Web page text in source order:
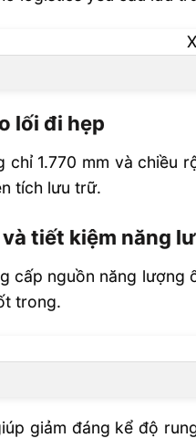
lối đi hẹp
chỉ 1.770 mm và chiều
tích lưu trữ.
tiết kiệm năng
cấp nguồn năng
trong.
giảm đáng kể độ